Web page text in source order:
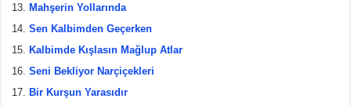
Mahşerin Yollarında
Sen Kalbimden Geçerken
Kalbimde Kışlasın Mağlup Atlar
Seni Bekliyor Narçiçekleri
Bir Kurşun Yarasıdır